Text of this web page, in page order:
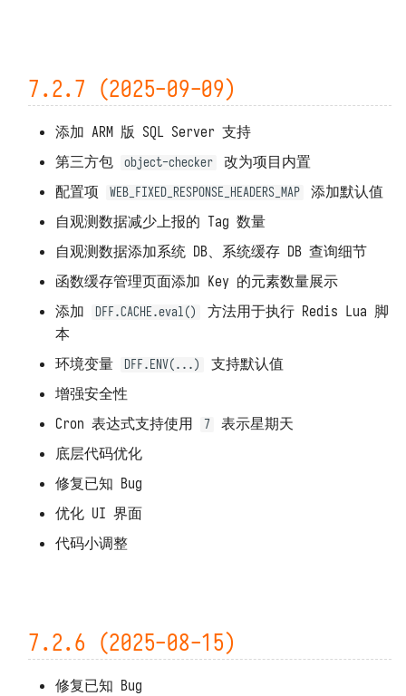
7.2.7 (2025-09-09)
添加 ARM 版 SQL Server 支持
第三方包
object-checker
改为项目内置
配置项
WEB_FIXED_RESPONSE_HEADERS_MAP
添加默认值
自观测数据减少上报的 Tag 数量
自观测数据添加系统 DB、系统缓存 DB 查询细节
函数缓存管理页面添加 Key 的元素数量展示
添加
DFF.CACHE.eval()
方法用于执行 Redis Lua 脚
本
环境变量
DFF.ENV(...)
支持默认值
增强安全性
Cron 表达式支持使用
7
表示星期天
底层代码优化
修复已知 Bug
优化 UI 界面
代码小调整
7.2.6 (2025-08-15)
修复已知 Bug